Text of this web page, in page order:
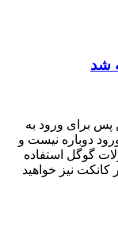
شد
پس برای ورود به
دوباره نیست و
گوگل استفاده
نیز خواهید